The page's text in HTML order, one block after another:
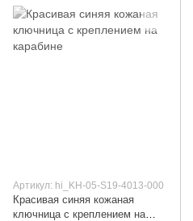
Артикул: hi_KH-05-S19-4013-000
Красивая синяя кожаная
ключница с креплением на